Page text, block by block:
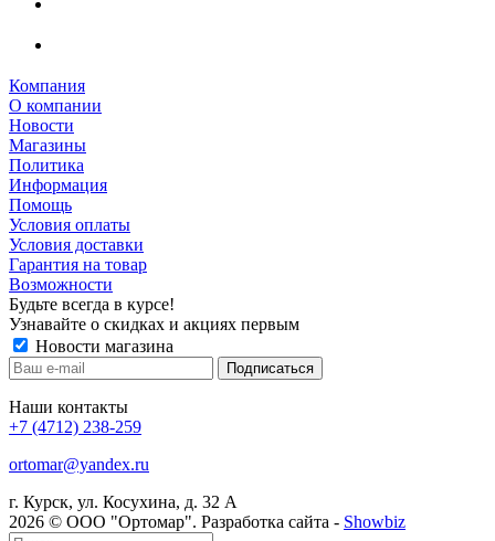
Компания
О компании
Новости
Магазины
Политика
Информация
Помощь
Условия оплаты
Условия доставки
Гарантия на товар
Возможности
Будьте всегда в курсе!
Узнавайте о скидках и акциях первым
Новости магазина
Наши контакты
+7 (4712) 238-259
ortomar@yandex.ru
г. Курск, ул. Косухина, д. 32 А
2026 © ООО "Ортомар". Разработка сайта - Showbiz